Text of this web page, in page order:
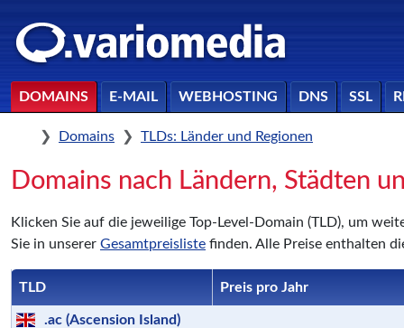
DOMAINS E-MAIL WEBHOSTING DNS SSL
HomeDomains TLDs: Länder und Regionen
Domains nach Ländern, Städten
Klicken Sie auf die jeweilige Top-Level-Domain (TLD), um
Sie in unserer Gesamtpreisliste finden. Alle Preise enthalten
TLD Preis pro Jahr
.ac (Ascension Island)